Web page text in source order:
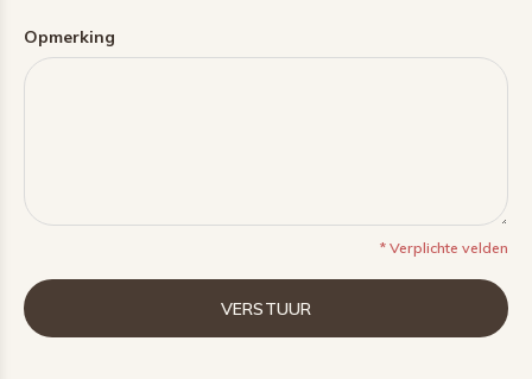
Opmerking
* Verplichte velden
VERSTUUR